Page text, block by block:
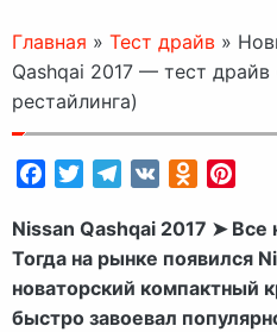
Главная » Тест драйв »
Qashqai 2017 — тест драйв
рестайлинга)
FacebookTwitterTelegram
VK
Nissan Qashqai 2017 ➤ Все
Тогда на рынке появился
новаторский компактный
быстро завоевал